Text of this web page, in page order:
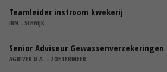
Teamleider instroom kwekerij
IBN - SCHAIJK
Senior Adviseur Gewassenverzekeringen
AGRIVER U.A. - ZOETERMEER